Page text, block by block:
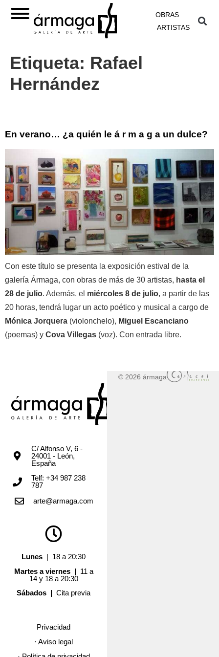
OBRAS
ARTISTAS
Etiqueta: Rafael
Hernández
En verano… ¿a quién le á r m a g a un dulce?
Con este título se presenta la exposición estival de la
galería Ármaga, con obras de más de 30 artistas, hasta el
28 de julio. Además, el miércoles 8 de julio, a partir de las
20 horas, tendrá lugar un acto poético y musical a cargo de
Mónica Jorquera (violonchelo), Miguel Escanciano
(poemas) y Cova Villegas (voz). Con entrada libre.
C/ Alfonso V, 6 -
24001 - León,
España
Telf: +34 987 238
787
arte@armaga.com
Lunes | 18 a 20:30
Martes a viernes | 11 a
14 y 18 a 20:30
Sábados |Cita previa
Privacidad
· Aviso legal
© 2026 ármaga